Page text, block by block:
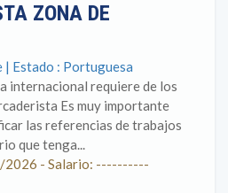
ZONA DE
| Estado : Portuguesa
internacional requiere de los
Es muy importante
las referencias de trabajos
que tenga...
2026 - Salario: ----------